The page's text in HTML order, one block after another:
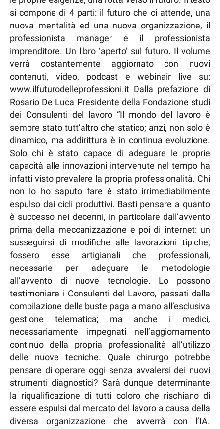
si compone di 4 parti: il futuro che ci attende, una
nuova mentalità ed una nuova organizzazione, il
professionista manager e il professionista
imprenditore. Un libro ‘aperto’ sul futuro. Il volume
verrà costantemente aggiornato con nuovi
contenuti, video, podcast e webinair live su:
www.ilfuturodelleprofessioni.it Dalla prefazione di
Rosario De Luca Presidente della Fondazione studi
dei Consulenti del lavoro “Il mondo del lavoro è
sempre stato tutt’altro che statico; anzi, non solo è
dinamico, ma addirittura è in continua evoluzione.
Solo chi è stato capace di adeguare le proprie
capacità alle innovazioni intervenute nel tempo ha
infatti visto prevalere la propria professionalità. Chi
non lo ho saputo fare è stato irrimediabilmente
espulso dai cicli produttivi. Basti pensare a quanto
è successo nei decenni, in particolare dall’avvento
prima della meccanizzazione e poi di internet: un
susseguirsi di modifiche alle lavorazioni tipiche,
fossero esse artigianali che professionali,
necessarie per adeguare le metodologie
all’avvento di nuove tecnologie. Lo possono
testimoniare i Consulenti del Lavoro, passati dalla
compilazione delle buste paga a mano all’esclusiva
gestione telematica; ma anche i medici,
necessariamente impegnati nell’aggiornamento
continuo della propria professionalità all’utilizzo
delle nuove tecniche. Quale chirurgo potrebbe
pensare di operare oggi senza avvalersi dei nuovi
strumenti diagnostici? Sarà dunque determinante
la riqualificazione di tutti coloro che rischiano di
essere espulsi dal mercato del lavoro a causa della
diversa organizzazione che avverrà con l’IA.